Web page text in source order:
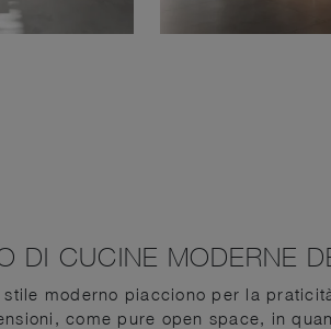
DI CUCINE MODERNE
stile moderno piacciono per la
come pure open space, in